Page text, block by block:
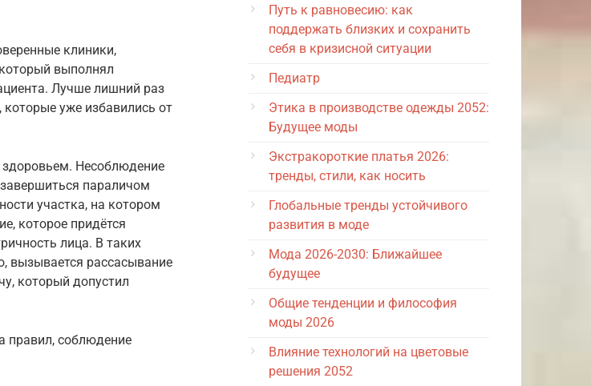
клиники,
выполнял
Лучше лишний раз
которые уже избавились от
Несоблюдение
параличом
участка, на котором
которое придётся
лица. В таких
вызывается рассасывание
который допустил
правил, соблюдение
Путь к равновесию: как
поддержать близких и сохранить
себя в кризисной ситуации
Педиатр
Этика в производстве одежды 2052:
Будущее моды
Экстракороткие платья 2026:
тренды, стили, как носить
Глобальные тренды устойчивого
развития в моде
Мода 2026-2030: Ближайшее
будущее
Общие тенденции и философия
моды 2026
Влияние технологий на цветовые
решения 2052